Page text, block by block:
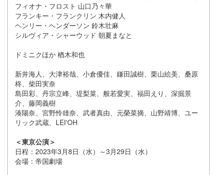
フィオナ・フロスト 山口乃々華
フランキー・フランクリン 木内健人
ヘンリー・ヘンダーソン 鈴木壮麻
シルヴィア・シャーウッド 朝夏まなと
ドミニクほか 楢木和也
新井海人、大津裕哉、小倉優佳、鎌田誠樹、栗山絵美、桑原
柊、柴田実奈
島田彩、丹宗立峰、堤梨菜、般若愛実、福田えり、深掘景
介、藤岡義樹
湊陽奈、宮野怜雄奈、武者真由、元榮菜摘、山野靖博、ユー
リック武蔵、LEI'OH
＜東京公演＞
日程：2023年3月8日（水）～3月29日（水）
会場：帝国劇場